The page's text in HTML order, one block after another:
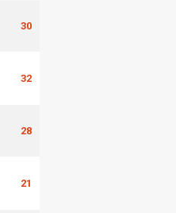
30
32
28
21